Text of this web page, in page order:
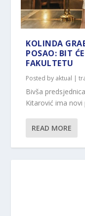
KOLINDA
POSAO: BIT
FAKULTETU
Posted by aktual |
Bivša
Kitarović ima novi
READ MORE